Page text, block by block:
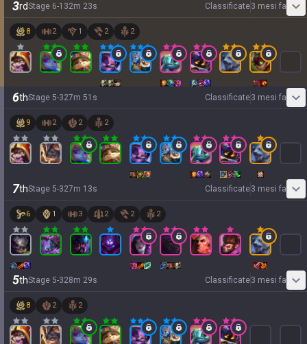
3rdStage 6-1 32m 23s Classificate3 mesi fa
8 2 1 2 2
6thStage 5-327m 51 s Classificate3 mesi fa
9 2 2 2
7thStage 5-327m 13s Classificate3 mesi fa
6 1 3 2 2 2
5thStage 5-328m 29s Classificate3 mesi fa
8 2 2